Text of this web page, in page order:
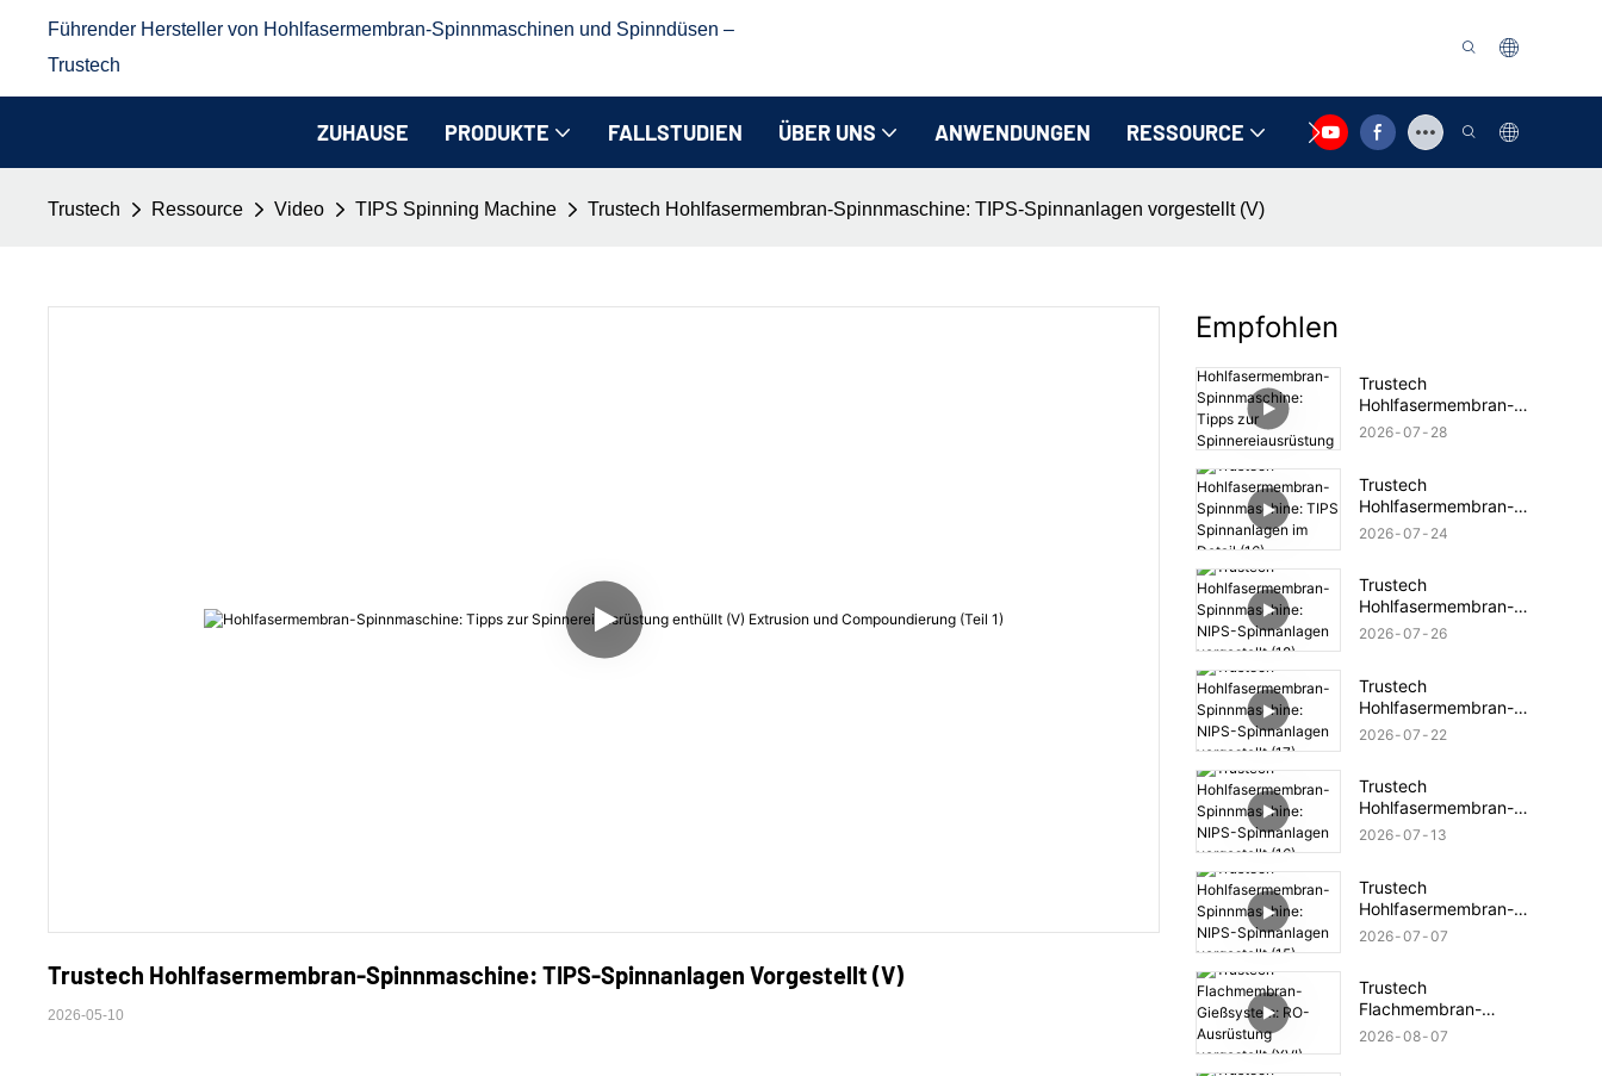
Führender Hersteller von Hohlfasermembran-Spinnmaschinen und Spinndüsen –
Trustech
ZUHAUSE PRODUKTE FALLSTUDIEN ÜBER UNS ANWENDUNGEN RESSOURCE KONTAKTIEREN SIE UNS
Trustech Ressource Video TIPS Spinning Machine Trustech Hohlfasermembran-Spinnmaschine: TIPS-Spinnanlagen vorgestellt (V)
Trustech Hohlfasermembran-Spinnmaschine: TIPS-Spinnanlagen Vorgestellt (V)
2026-05-10
Empfohlen
Trustech
Hohlfasermembran-
Spinnmaschine: Tipps
2026 07 28
Trustech
Hohlfasermembran-
Spinnmaschine: TIPS
2026 07 24
Trustech
Hohlfasermembran-
Spinnmaschine: NIPS-
2026 07 26
Trustech
Hohlfasermembran-
Spinnmaschine: NIPS-
2026 07 22
Trustech
Hohlfasermembran-
Spinnmaschine: NIPS-
2026 07 13
Trustech
Hohlfasermembran-
Spinnmaschine: NIPS-
2026 07 07
Trustech
Flachmembran-
Gießsystem: RO-
2026 08 07